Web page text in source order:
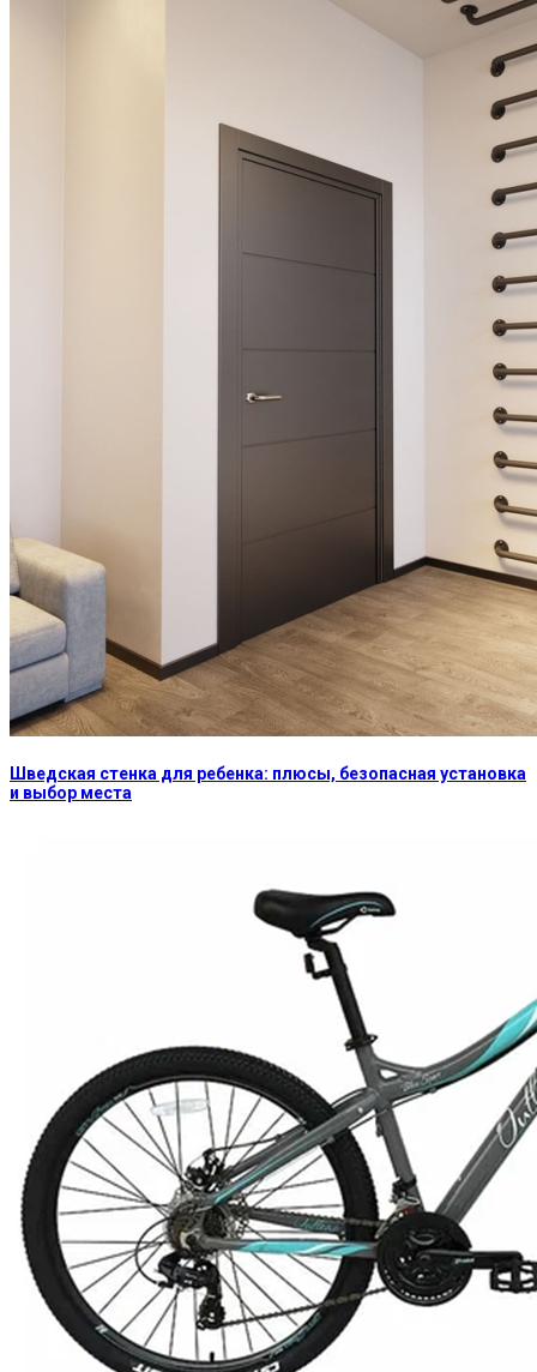
Шведская стенка для ребенка: плюсы, безопасная установка
и выбор места